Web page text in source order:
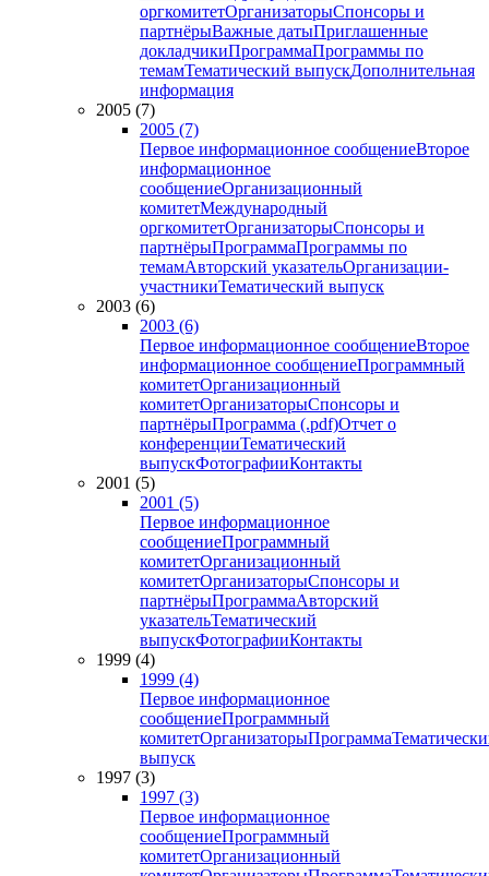
оргкомитетОрганизаторыСпонсоры и
партнёрыВажные датыПриглашенные
докладчикиПрограммаПрограммы по
темамТематический выпускДополнительная
информация
2005 (7)
2005 (7)
Первое информационное сообщениеВторое
информационное
сообщениеОрганизационный
комитетМеждународный
оргкомитетОрганизаторыСпонсоры и
партнёрыПрограммаПрограммы по
темамАвторский указательОрганизации-
участникиТематический выпуск
2003 (6)
2003 (6)
Первое информационное сообщениеВторое
информационное сообщениеПрограммный
комитетОрганизационный
комитетОрганизаторыСпонсоры и
партнёрыПрограмма (.pdf)Отчет о
конференцииТематический
выпускФотографииКонтакты
2001 (5)
2001 (5)
Первое информационное
сообщениеПрограммный
комитетОрганизационный
комитетОрганизаторыСпонсоры и
партнёрыПрограммаАвторский
указательТематический
выпускФотографииКонтакты
1999 (4)
1999 (4)
Первое информационное
сообщениеПрограммный
комитетОрганизаторыПрограмма
выпуск
1997 (3)
1997 (3)
Первое информационное
сообщениеПрограммный
комитетОрганизационный